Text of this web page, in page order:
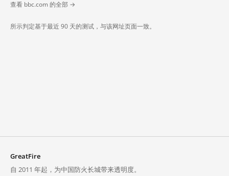
查看 bbc.com 的全部 →
所示判定基于最近 90 天的测试，与该网址页面一致。
GreatFire
自 2011 年起，为中国防火长城带来透明度。